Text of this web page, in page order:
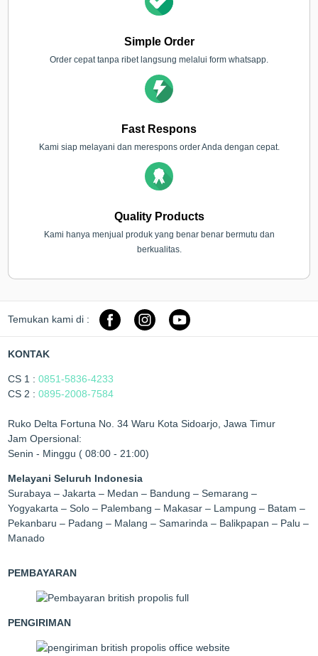
Simple Order
Order cepat tanpa ribet langsung melalui form whatsapp.
Fast Respons
Kami siap melayani dan merespons order Anda dengan cepat.
Quality Products
Kami hanya menjual produk yang benar benar bermutu dan
berkualitas.
Temukan kami di :
KONTAK
CS 1 :0851-5836-4233
CS 2 :0895-2008-7584
Ruko Delta Fortuna No. 34 Waru Kota Sidoarjo, Jawa Timur
Jam Opersional:
Senin - Minggu ( 08:00 - 21:00)
Melayani Seluruh Indonesia
Surabaya – Jakarta – Medan – Bandung – Semarang –
Yogyakarta – Solo – Palembang – Makasar – Lampung – Batam –
Pekanbaru – Padang – Malang – Samarinda – Balikpapan – Palu –
Manado
PEMBAYARAN
PENGIRIMAN